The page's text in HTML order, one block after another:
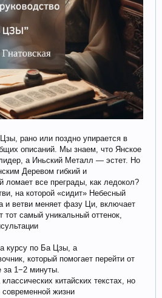
рано или поздно упирается в
описаний. Мы знаем, что Янское
а Иньский Металл — эстет. Но
Деревом гибкий и
ломает все преграды, как ледокол?
на которой «сидит» Небесный
и ветви меняет фазу Ци, включает
самый уникальный оттенок,
курсу по Ба Цзы, а
который помогает перейти от
за 1−2 минуты.
китайских текстах, но
жизни